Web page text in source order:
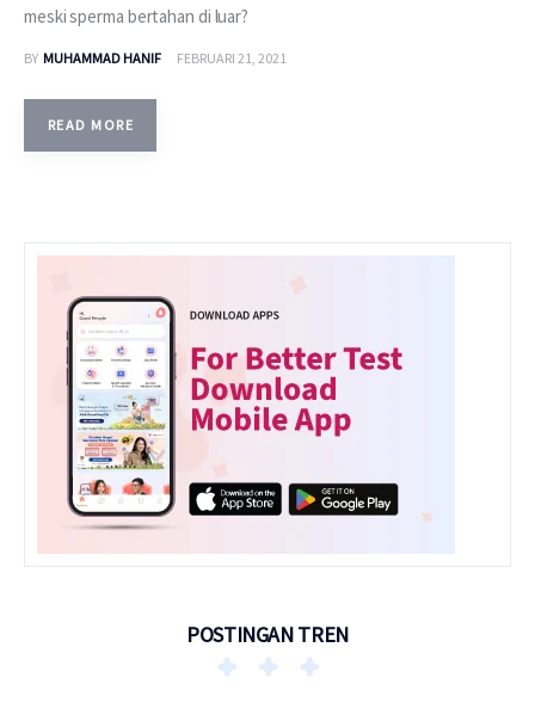
Berita
Layanan
meski sperma bertahan di luar?
BY MUHAMMAD HANIF FEBRUARI 21, 2021
READ MORE
POSTINGAN TREN